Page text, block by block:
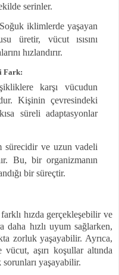
serinler.
iklimlerde yaşayan
üretir, vücut ısısını
hızlandırır.
Fark:
karşı vücudun
Kişinin çevresindeki
süreli adaptasyonlar
sürecidir ve uzun vadeli
Bu, bir organizmanın
bir süreçtir.
hızda gerçekleşebilir ve
daha hızlı uyum sağlarken,
zorluk yaşayabilir. Ayrıca,
aşırı koşullar altında
sorunları yaşayabilir.